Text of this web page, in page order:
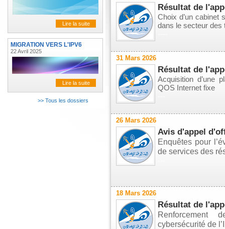
Lire la suite
MIGRATION VERS L'IPV6
22 Avril 2025
Lire la suite
>> Tous les dossiers
Résultat de
Choix d’un cabinet
dans le secteur
31 Mars 2026
Résultat de
Acquisition d’une
QOS Internet fixe
26 Mars 2026
Avis d'appel
Enquêtes pour
de services des
18 Mars 2026
Résultat de
Renforcement
cybersécurité de